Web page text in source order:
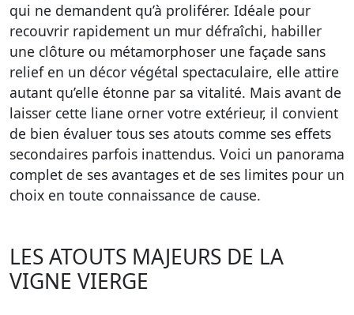
qui ne demandent qu’à proliférer. Idéale pour
recouvrir rapidement un mur défraîchi, habiller
une clôture ou métamorphoser une façade sans
relief en un décor végétal spectaculaire, elle attire
autant qu’elle étonne par sa vitalité. Mais avant de
laisser cette liane orner votre extérieur, il convient
de bien évaluer tous ses atouts comme ses effets
secondaires parfois inattendus. Voici un panorama
complet de ses avantages et de ses limites pour un
choix en toute connaissance de cause.
LES ATOUTS MAJEURS DE LA
VIGNE VIERGE